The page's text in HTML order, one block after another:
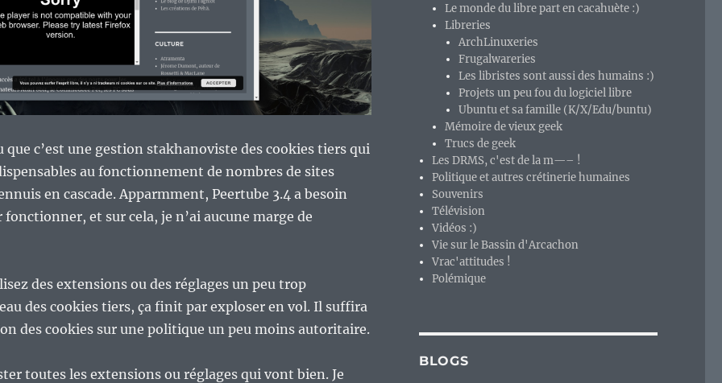
que c’est une gestion stakhanoviste des cookies tiers qui
au fonctionnement de nombres de sites
en cascade. Apparmment, Peertube 3.4 a besoin
fonctionner, et sur cela, je n’ai aucune marge de
des extensions ou des réglages un peu trop
des cookies tiers, ça finit par exploser en vol. Il suffira
des cookies sur une politique un peu moins autoritaire.
toutes les extensions ou réglages qui vont bien. Je
Le monde du libre part en cacahuète :)
Libreries
ArchLinuxeries
Frugalwareries
Les libristes sont aussi des humains :)
Projets un peu fou du logiciel libre
Ubuntu et sa famille (K/X/Edu/buntu)
Mémoire de vieux geek
Trucs de geek
Les DRMS, c'est de la m—– !
Politique et autres crétinerie humaines
Souvenirs
Télévision
Vidéos :)
Vie sur le Bassin d'Arcachon
Vrac'attitudes !
Polémique
BLOGS